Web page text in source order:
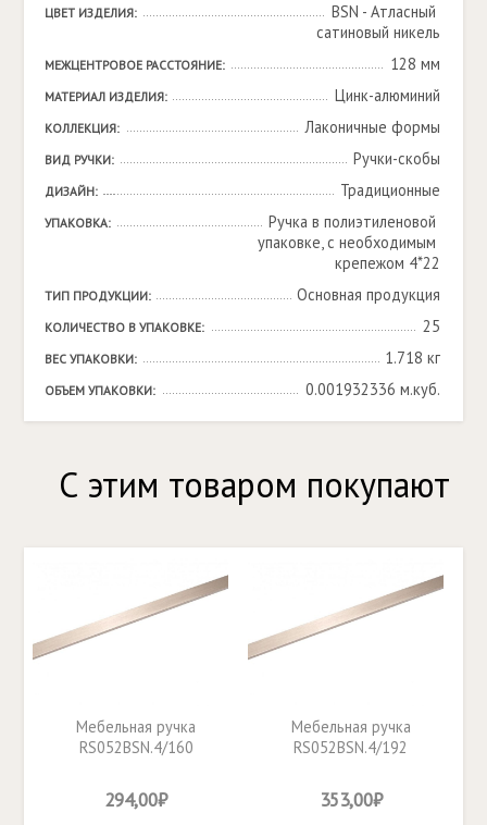
ЦВЕТ ИЗДЕЛИЯ:
BSN - Атласный
сатиновый никель
МЕЖЦЕНТРОВОЕ РАССТОЯНИЕ: 128 мм
МАТЕРИАЛ ИЗДЕЛИЯ: Цинк-алюминий
КОЛЛЕКЦИЯ: Лаконичные формы
ВИД РУЧКИ: Ручки-скобы
ДИЗАЙН: Традиционные
УПАКОВКА:
Ручка в полиэтиленовой
упаковке, с необходимым
крепежом 4*22
ТИП ПРОДУКЦИИ: Основная продукция
КОЛИЧЕСТВО В УПАКОВКЕ: 25
ВЕС УПАКОВКИ: 1.718 кг
ОБЪЕМ УПАКОВКИ: 0.001932336 м.куб.
С этим товаром покупают
Мебельная ручка
RS052BSN.4/160
294,00₽
Мебельная ручка
RS052BSN.4/192
353,00₽